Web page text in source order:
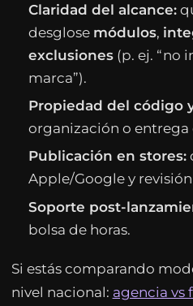
Claridad del alcance:
desglose módulos,
exclusiones (p. ej. “no
marca”).
Propiedad del código
organización o
Publicación en stores:
Apple/Google y
Soporte post-
bolsa de horas.
Si estás comparando
nivel nacional: agencia vs